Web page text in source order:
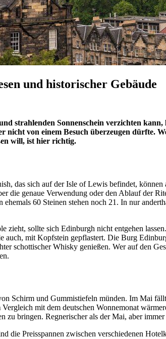
und historischer Gebäude
strahlenden Sonnenschein verzichten
von einem Besuch überzeugen dürfte.
will, ist hier richtig.
das sich auf der Isle of Lewis befindet,
die genaue Verwendung oder den Ablauf der
60 Steinen stehen noch 21. In nur
zieht, sollte sich Edinburgh nicht entgehen
auch, mit Kopfstein gepflastert. Die Burg
schottischer Whisky genießen. Wer auf den
Schirm und Gummistiefeln münden. Im Mai
mit dem deutschen Wonnemonat
zu bringen. Regnerischer als der Mai, aber
die Preisspannen zwischen verschiedenen